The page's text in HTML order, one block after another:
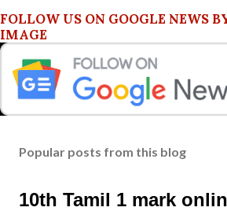
FOLLOW US ON GOOGLE NEWS
IMAGE
Popular posts from this blog
10th Tamil 1 mark